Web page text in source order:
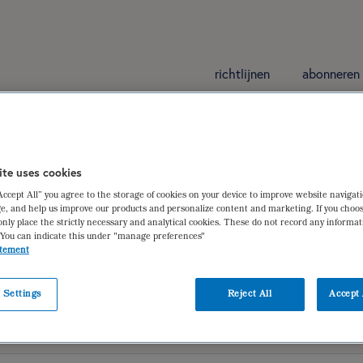
richtlijnen abonneren
volwassenen met een allergische
Schregardus,Jessica van der Velde-Elbersen
gegevens dieetbehandelplan verantwoording |
uses cookies
All” you agree to the storage of cookies on your device to improve website
and help us improve our products and personalize content and marketing. If you
place the strictly necessary and analytical cookies. These do not record any
can indicate this under "manage preferences"
Settings Reject All